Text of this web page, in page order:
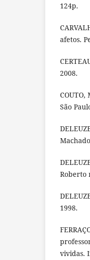
124p.
afetos.
2008.
COUTO,
São
Roberto
1998.
vividas.